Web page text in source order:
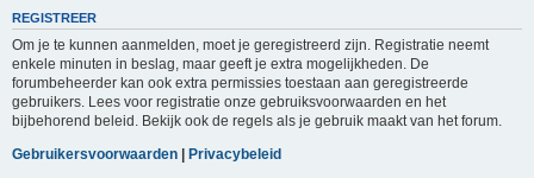
REGISTREER
Om je te kunnen aanmelden, moet je geregistreerd zijn. Registratie neemt
enkele minuten in beslag, maar geeft je extra mogelijkheden. De
forumbeheerder kan ook extra permissies toestaan aan geregistreerde
gebruikers. Lees voor registratie onze gebruiksvoorwaarden en het
bijbehorend beleid. Bekijk ook de regels als je gebruik maakt van het forum.
Gebruikersvoorwaarden
Privacybeleid